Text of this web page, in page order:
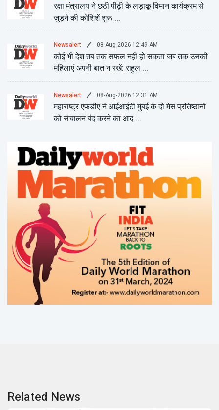
रक्षा मंत्रालय ने छठी पीढ़ी के लड़ाकू विमान कार्यक्रम से
जुड़ने की कोशिशें शुरू ...
Newsalert 08-Aug-2026 12:49 AM
कोई भी देश तब तक सफल नहीं हो सकता जब तक उसकी
महिलाएं अपनी बात न रखें: राहुल ...
Newsalert 08-Aug-2026 12:31 AM
महाराष्ट्र एफडीए ने आईआईटी मुंबई के दो मेस प्रतिष्ठानों
को संचालन बंद करने का आद ...
Related News